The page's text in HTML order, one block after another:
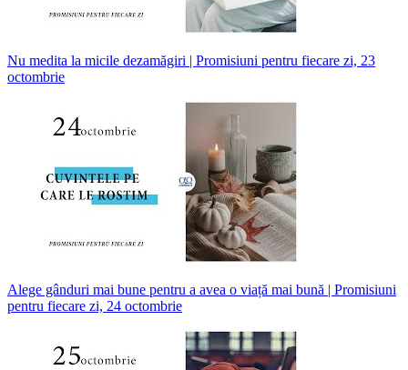
Nu medita la micile dezamăgiri | Promisiuni pentru fiecare zi, 23
octombrie
Alege gânduri mai bune pentru a avea o viață mai bună | Promisiuni
pentru fiecare zi, 24 octombrie